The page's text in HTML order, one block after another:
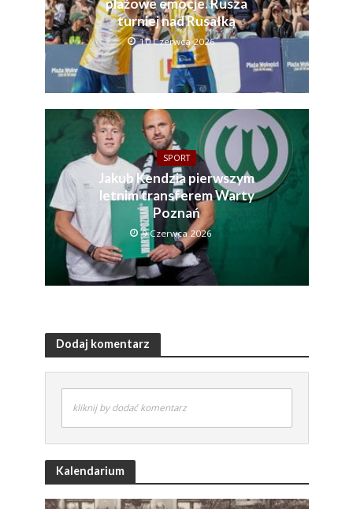
turniej nad Rusałką
10 Czerwca 2026
SPORT
Jakub Kendzia pierwszym
letnim transferem Warty
Poznań
9 Czerwca 2026
Dodaj komentarz
kliknij by dodać komentarz
Kalendarium